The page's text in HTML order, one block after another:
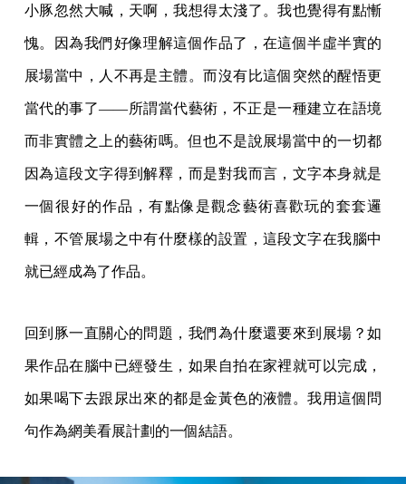
小豚忽然大喊，天啊，我想得太淺了。我也覺得有點慚
愧。因為我們好像理解這個作品了，在這個半虛半實的
展場當中，人不再是主體。而沒有比這個突然的醒悟更
當代的事了——所謂當代藝術，不正是一種建立在語境
而非實體之上的藝術嗎。但也不是說展場當中的一切都
因為這段文字得到解釋，而是對我而言，文字本身就是
一個很好的作品，有點像是觀念藝術喜歡玩的套套邏
輯，不管展場之中有什麼樣的設置，這段文字在我腦中
就已經成為了作品。
回到豚一直關心的問題，我們為什麼還要來到展場？如
果作品在腦中已經發生，如果自拍在家裡就可以完成，
如果喝下去跟尿出來的都是金黃色的液體。我用這個問
句作為網美看展計劃的一個結語。